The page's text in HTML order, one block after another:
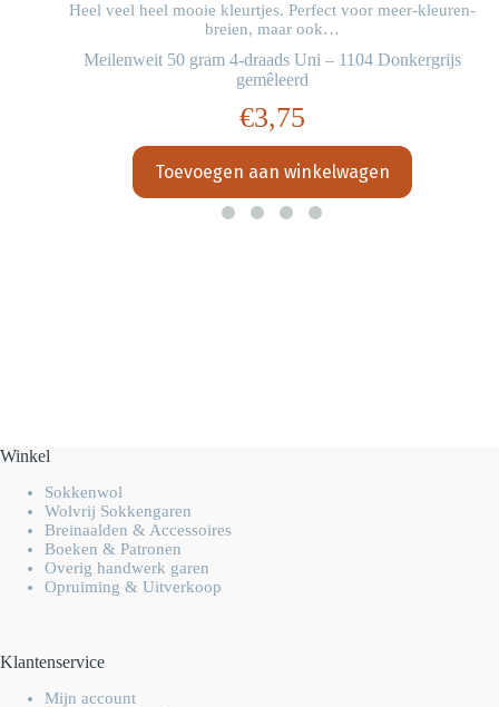
Heel veel heel mooie kleurtjes. Perfect voor meer-kleuren-
breien, maar ook…
Meilenweit 50 gram 4-draads Uni – 1104 Donkergrijs
gemêleerd
€3,75
Toevoegen aan winkelwagen
Winkel
Sokkenwol
Wolvrij Sokkengaren
Breinaalden & Accessoires
Boeken & Patronen
Overig handwerk garen
Opruiming & Uitverkoop
Klantenservice
Mijn account